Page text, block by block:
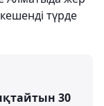
кешенді түрде
30